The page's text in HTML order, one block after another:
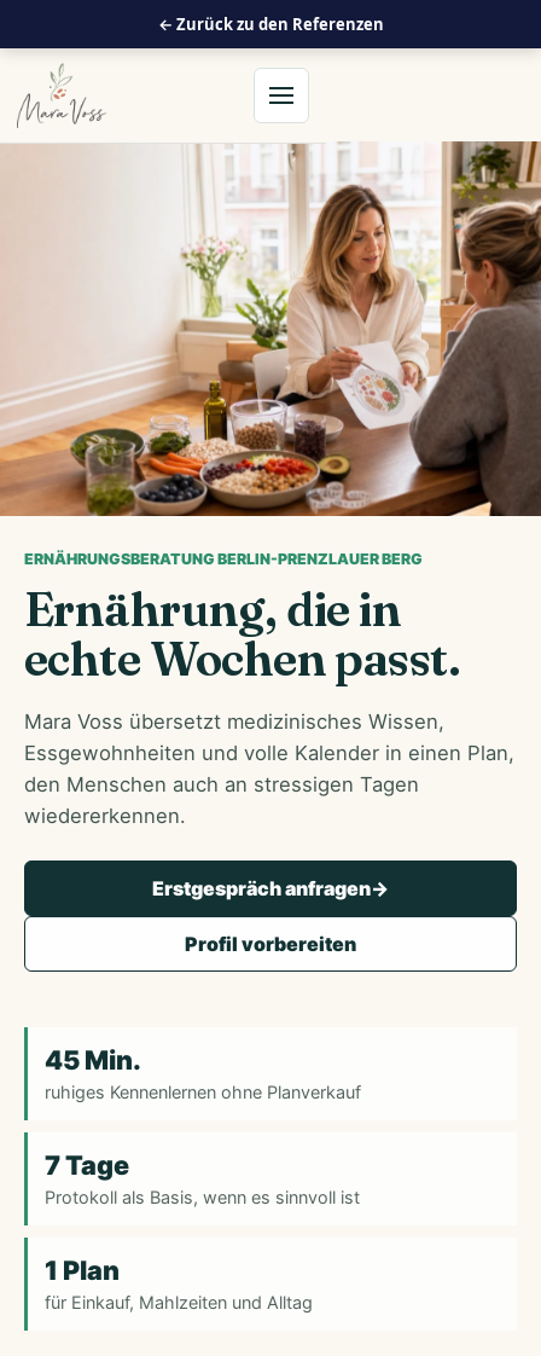
Menü öffnen
ERNÄHRUNGSBERATUNG BERLIN-PRENZLAUER BERG
Ernährung, die in
echte Wochen passt.
Mara Voss übersetzt medizinisches Wissen,
Essgewohnheiten und volle Kalender in einen Plan,
den Menschen auch an stressigen Tagen
wiedererkennen.
Erstgespräch anfragen->
Profil vorbereiten
45 Min.
ruhiges Kennenlernen ohne Planverkauf
7 Tage
Protokoll als Basis, wenn es sinnvoll ist
1 Plan
für Einkauf, Mahlzeiten und Alltag
← Zurück zu den Referenzen